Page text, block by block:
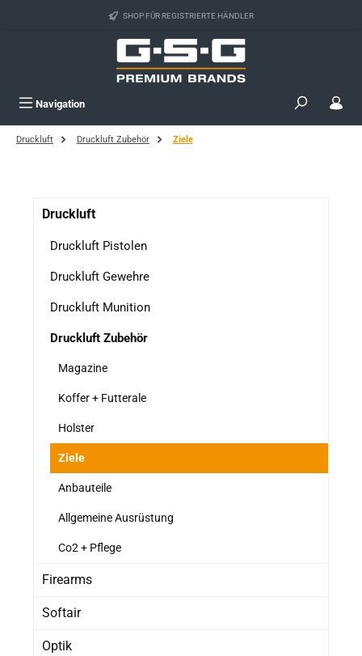
Zum Hauptinhalt springen SHOP FÜR REGISTRIERTE HÄNDLER
Navigation
Druckluft Druckluft Zubehör Ziele
Druckluft
Druckluft Pistolen
Druckluft Gewehre
Druckluft Munition
Druckluft Zubehör
Magazine
Koffer + Futterale
Holster
Ziele
Anbauteile
Allgemeine Ausrüstung
Co2 + Pflege
Firearms
Softair
Optik